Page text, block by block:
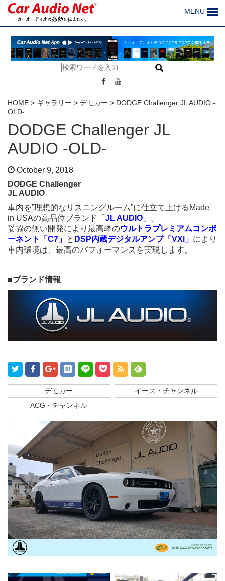
MENU
HOME > ギャラリー > デモカー > DODGE Challenger JL AUDIO -
OLD-
DODGE Challenger JL
AUDIO -OLD-
October 9, 2018
DODGE Challenger
JL AUDIO
車内を”理想的なリスニングルーム”に仕立て上げるMade
in USAの高品位ブランド「 JL AUDIO 」。
妥協の無い開発により最高峰のウルトラプレミアムコンポ
ーネント「C7」 と DSP内蔵デジタルアンプ「VXi」 により
車内環境は、最高のパフォーマンスを実現します。
■ブランド情報
デモカー
イース・チャンネル
ACG・チャンネル